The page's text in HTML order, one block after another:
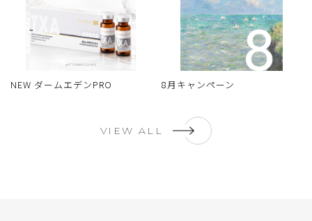
NEW ダームエデンPRO 8月キャンペーン
VIEW ALL